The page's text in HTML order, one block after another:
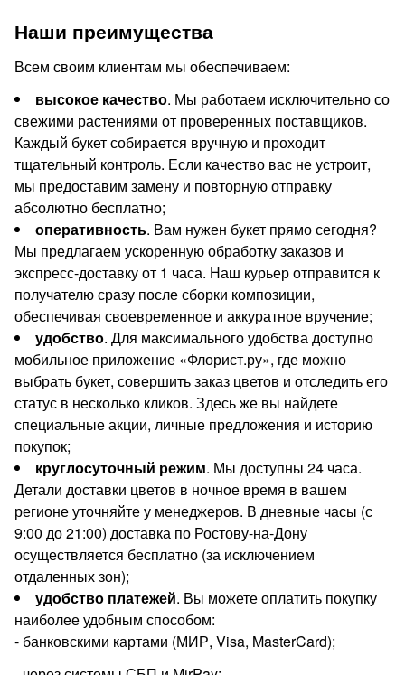
Наши преимущества
Всем своим клиентам мы обеспечиваем:
высокое качество. Мы работаем исключительно со
свежими растениями от проверенных поставщиков.
Каждый букет собирается вручную и проходит
тщательный контроль. Если качество вас не устроит,
мы предоставим замену и повторную отправку
абсолютно бесплатно;
оперативность. Вам нужен букет прямо сегодня?
Мы предлагаем ускоренную обработку заказов и
экспресс-доставку от 1 часа. Наш курьер отправится к
получателю сразу после сборки композиции,
обеспечивая своевременное и аккуратное вручение;
удобство. Для максимального удобства доступно
мобильное приложение «Флорист.ру», где можно
выбрать букет, совершить заказ цветов и отследить его
статус в несколько кликов. Здесь же вы найдете
специальные акции, личные предложения и историю
покупок;
круглосуточный режим. Мы доступны 24 часа.
Детали доставки цветов в ночное время в вашем
регионе уточняйте у менеджеров. В дневные часы (с
9:00 до 21:00) доставка по Ростову-на-Дону
осуществляется бесплатно (за исключением
отдаленных зон);
удобство платежей. Вы можете оплатить покупку
наиболее удобным способом:
- банковскими картами (МИР, Visa, MasterCard);